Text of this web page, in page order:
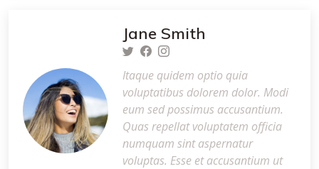
Jane Smith
Itaque quidem optio quia
voluptatibus dolorem dolor. Modi
eum sed possimus accusantium.
Quas repellat voluptatem officia
numquam sint aspernatur
voluptas. Esse et accusantium ut